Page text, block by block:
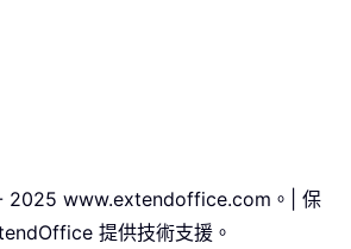
2025 www.extendoffice.com。| 保
提供技術支援。